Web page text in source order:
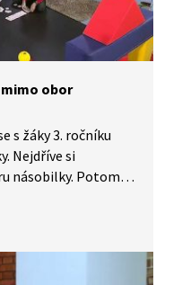
obor
s žáky 3. ročníku
Nejdříve si
násobilky. Potom